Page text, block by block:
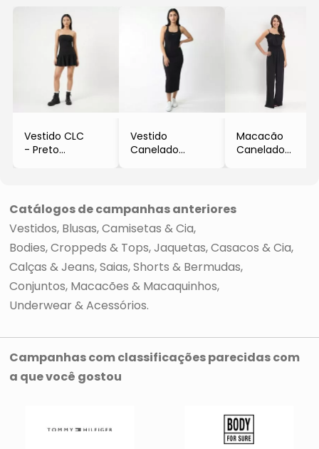
Vestido CLC
- Preto
Vestido
Canelado
Macacão
Canelado
Catálogos de campanhas anteriores
Vestidos Blusas, Camisetas & Cia
Bodies, Croppeds & Tops Jaquetas, Casacos & Cia
Calças & Jeans Saias Shorts & Bermudas
Conjuntos, Macacões & Macaquinhos
Underwear & Acessórios
Campanhas com classificações parecidas com
a que você gostou